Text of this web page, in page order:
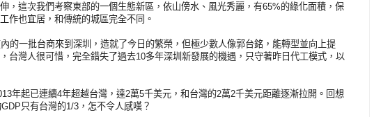
，這次我們考察東部的一個生態新區，依山傍水、風光秀麗，有65%的綠化面積，保
作也宜居，和傳統的城區完全不同。
的一批台商來到深圳，造就了今日的繁榮，但極少數人像郭台銘，能轉型並向上提
台灣人很可惜，完全錯失了過去10多年深圳新發展的機遇，只守著昨日代工模式，以
年起已連續4年超越台灣，達2萬5千美元，和台灣的2萬2千美元距離逐漸拉開。回想
只有台灣的1/3，怎不令人感嘆？